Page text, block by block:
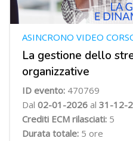
La gestione dello
organizzative
ASINCRONO VIDEO
ID evento: 470769
Dal 02-01-2026 al 31-12-
Crediti ECM rilasciati: 5
Durata totale: 5 ore